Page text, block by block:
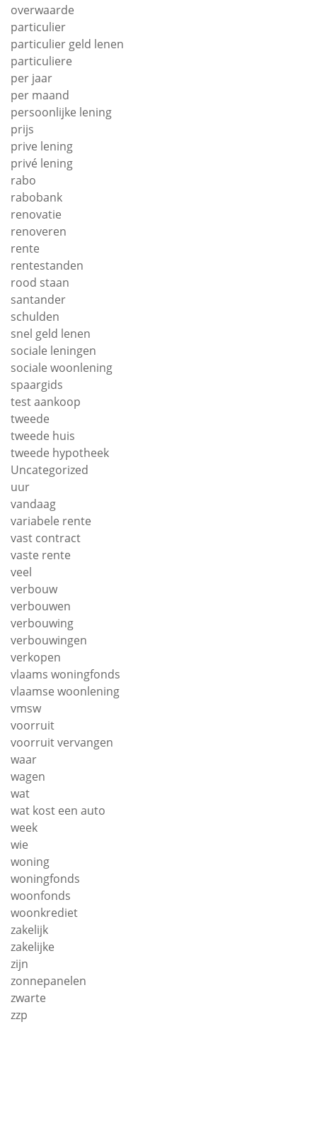
overwaarde
particulier
particulier geld lenen
particuliere
per jaar
per maand
persoonlijke lening
prijs
prive lening
privé lening
rabo
rabobank
renovatie
renoveren
rente
rentestanden
rood staan
santander
schulden
snel geld lenen
sociale leningen
sociale woonlening
spaargids
test aankoop
tweede
tweede huis
tweede hypotheek
Uncategorized
uur
vandaag
variabele rente
vast contract
vaste rente
veel
verbouw
verbouwen
verbouwing
verbouwingen
verkopen
vlaams woningfonds
vlaamse woonlening
vmsw
voorruit
voorruit vervangen
waar
wagen
wat
wat kost een auto
week
wie
woning
woningfonds
woonfonds
woonkrediet
zakelijk
zakelijke
zijn
zonnepanelen
zwarte
zzp